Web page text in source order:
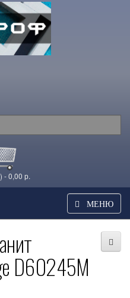
- 0,00 р.
МЕНЮ
D60245M